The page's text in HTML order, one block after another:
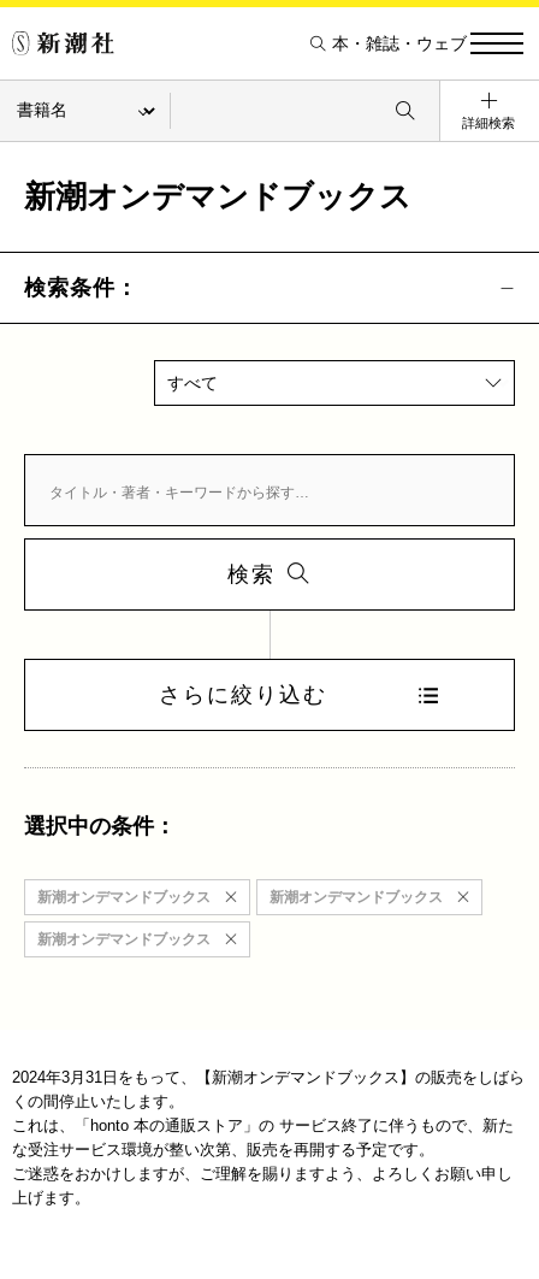
本・雑誌・ウェブ
詳細検索
新潮オンデマンドブックス
検索条件：
すべて
検索
さらに絞り込む
選択中の条件：
新潮オンデマンドブックス 新潮オンデマンドブックス
新潮オンデマンドブックス
2024年3月31日をもって、【新潮オンデマンドブックス】の販売をしばら
くの間停止いたします。
これは、「honto 本の通販ストア」の サービス終了に伴うもので、新た
な受注サービス環境が整い次第、販売を再開する予定です。
ご迷惑をおかけしますが、ご理解を賜りますよう、よろしくお願い申し
上げます。